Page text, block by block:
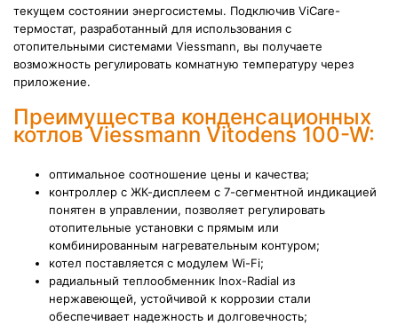
текущем состоянии энергосистемы. Подключив ViCare-
термостат, разработанный для использования с
отопительными системами Viessmann, вы получаете
возможность регулировать комнатную температуру через
приложение.
Преимущества конденсационных
котлов Viessmann Vitodens 100-W:
оптимальное соотношение цены и качества;
контроллер с ЖК-дисплеем с 7-сегментной индикацией
понятен в управлении, позволяет регулировать
отопительные установки с прямым или
комбинированным нагревательным контуром;
котел поставляется с модулем Wi-Fi;
радиальный теплообменник Inox-Radial из
нержавеющей, устойчивой к коррозии стали
обеспечивает надежность и долговечность;